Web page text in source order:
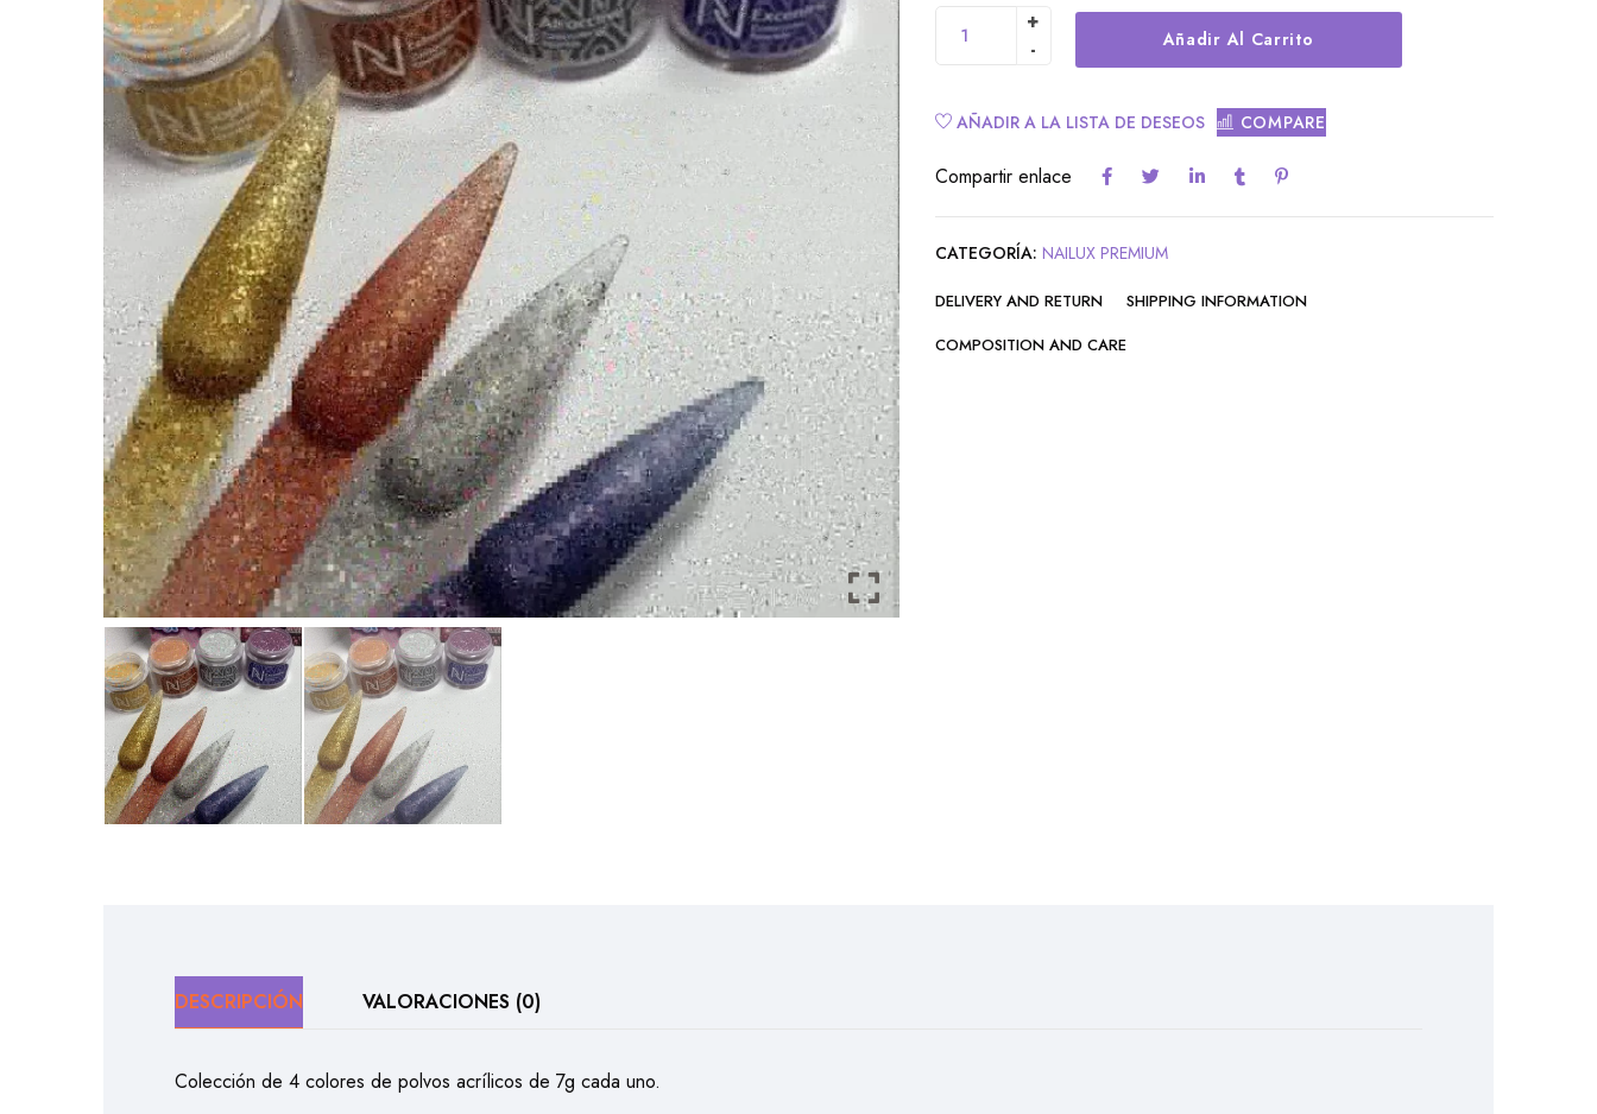
Añadir Al Carrito
AÑADIR A LA LISTA DE DESEOS COMPARE
Compartir enlace
CATEGORÍA: NAILUX PREMIUM
DELIVERY AND RETURN
SHIPPING INFORMATION
COMPOSITION AND CARE
DESCRIPCIÓN VALORACIONES (0)
Colección de 4 colores de polvos acrílicos de 7g cada uno.